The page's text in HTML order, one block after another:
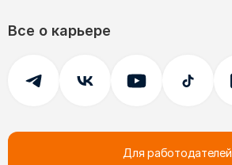
Для работодателей
Все о карьере